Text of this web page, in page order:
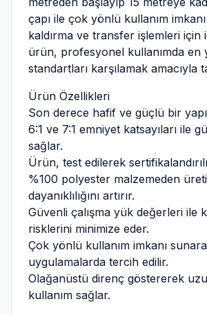
çapı ile çok yönlü kullanım
kaldırma ve transfer işlemleri için
ürün, profesyonel kullanımda en
standartları karşılamak amacıyla
Ürün Özellikleri
Son derece hafif ve güçlü bir
6:1 ve 7:1 emniyet katsayıları ile
sağlar.
Ürün, test edilerek
%100 polyester malzemeden
dayanıklılığını artırır.
Güvenli çalışma yük değerleri ile
risklerini minimize eder.
Çok yönlü kullanım imkanı
uygulamalarda tercih edilir.
Olağanüstü direnç göstererek
kullanım sağlar.